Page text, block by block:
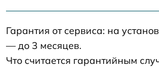
Гарантия от сервиса: на
— до 3 месяцев.
Что считается гарантийным